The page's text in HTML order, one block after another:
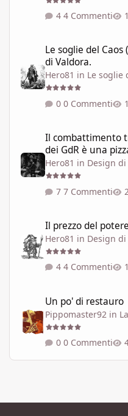
4 Commenti
Le soglie del
di Valdora.
Hero81 in Le soglie
0 Commenti
Il combattimento
dei GdR è una
Hero81 in Design
7 Commenti
Il prezzo del
Hero81 in Design
4 Commenti
Un po' di restauro
Pippomaster92 in
0 Commenti